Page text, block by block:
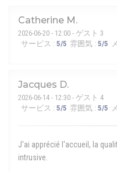
Catherine M
2026-06-20 - 12:00 - ゲスト 3
サービス : 5/5 雰囲気 : 5/5
Jacques D
2026-06-14 - 12:30 - ゲスト 4
サービス : 5/5 雰囲気 : 5/5
J'ai apprécié l'accueil, la
intrusive.